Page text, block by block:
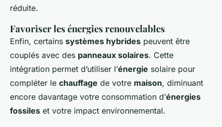
réduite.
Favoriser les énergies renouvelables
Enfin, certains systèmes hybrides peuvent être
couplés avec des panneaux solaires. Cette
intégration permet d’utiliser l’énergie solaire pour
compléter le chauffage de votre maison, diminuant
encore davantage votre consommation d’énergies
fossiles et votre impact environnemental.